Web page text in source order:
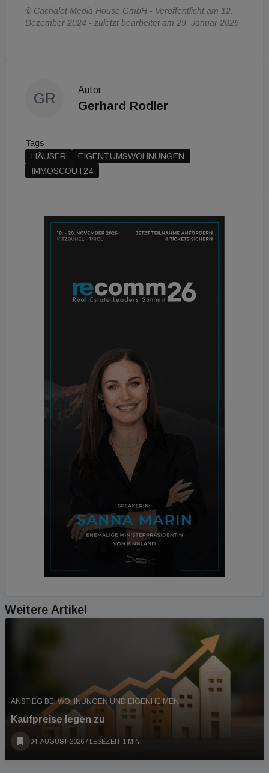
© Cachalot Media House GmbH - Veröffentlicht am 12.
Dezember 2024 - zuletzt bearbeitet am 29. Januar 2026
GR
Autor
Gerhard Rodler
Tags
HÄUSER
EIGENTUMSWOHNUNGEN
IMMOSCOUT24
Weitere Artikel
ANSTIEG BEI WOHNUNGEN UND EIGENHEIMEN
Kaufpreise legen zu
04. AUGUST 2026 / LESEZEIT 1 MIN